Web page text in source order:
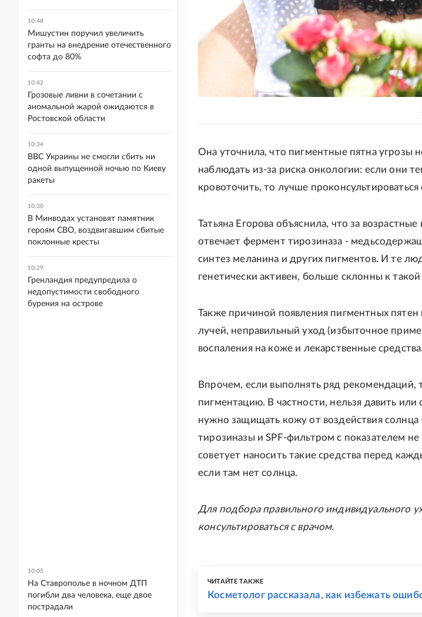
Она уточнила, что пигментные пятна угрозы
наблюдать из-за риска онкологии: если они
кровоточить, то лучше
Татьяна Егорова объяснила, что за
отвечает фермент тирозиназа -
синтез меланина и других пигментов. И те
генетически активен, больше склонны к
Также причиной появления пигментных
лучей, неправильный уход (избыточное
воспаления на коже и лекарственные средства.
Впрочем, если выполнять ряд
пигментацию. В частности, нельзя давить или
нужно защищать кожу от воздействия
тирозиназы и SPF-фильтром с показателем
советует наносить такие средства перед
если там нет солнца.
Для подбора правильного индивидуального
консультироваться с врачом.
ЧИТАЙТЕ ТАКЖЕ
Косметолог рассказала, как избежать
10:48
Мишустин поручил увеличить
гранты на внедрение отечественного
софта до 80%
10:42
Грозовые ливни в сочетании с
аномальной жарой ожидаются в
Ростовской области
10:34
ВВС Украины не смогли сбить ни
одной выпущенной ночью по Киеву
ракеты
10:30
В Минводах установят памятник
героям СВО, воздвигавшим сбитые
поклонные кресты
10:29
Гренландия предупредила о
недопустимости свободного
бурения на острове
10:05
На Ставрополье в ночном ДТП
погибли два человека, еще двое
пострадали